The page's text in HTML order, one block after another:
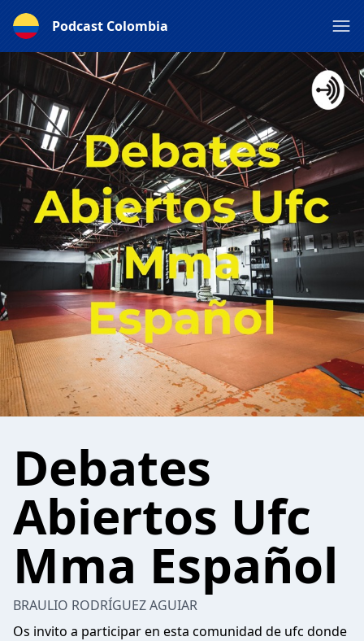
Podcast Colombia
Debates
Abiertos Ufc
Mma Español
BRAULIO RODRÍGUEZ AGUIAR
Os invito a participar en esta comunidad de ufc donde